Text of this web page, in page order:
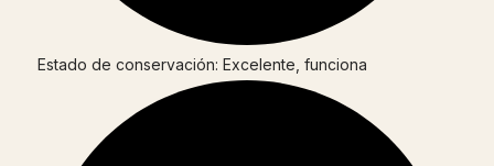
Estado de conservación: Excelente, funciona